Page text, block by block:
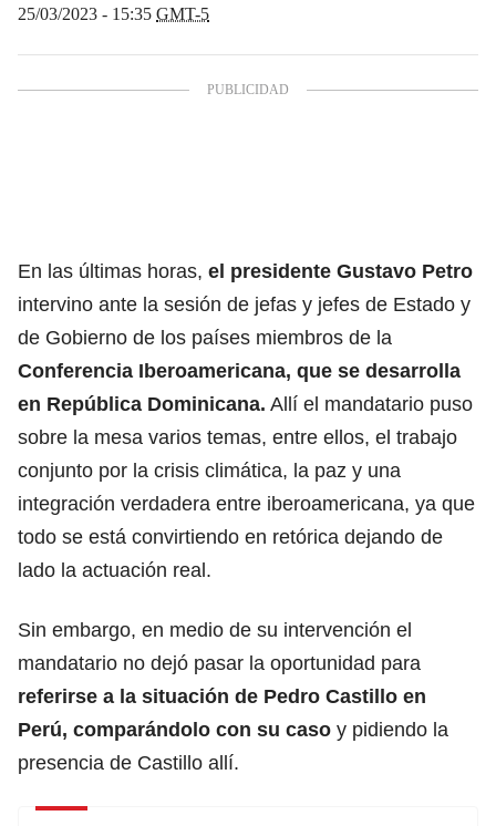
25/03/2023 - 15:35 GMT-5
En las últimas horas, el presidente Gustavo Petro
intervino ante la sesión de jefas y jefes de Estado y
de Gobierno de los países miembros de la
Conferencia Iberoamericana, que se desarrolla
en República Dominicana. Allí el mandatario puso
sobre la mesa varios temas, entre ellos, el trabajo
conjunto por la crisis climática, la paz y una
integración verdadera entre iberoamericana, ya que
todo se está convirtiendo en retórica dejando de
lado la actuación real.
Sin embargo, en medio de su intervención el
mandatario no dejó pasar la oportunidad para
referirse a la situación de Pedro Castillo en
Perú, comparándolo con su caso y pidiendo la
presencia de Castillo allí.